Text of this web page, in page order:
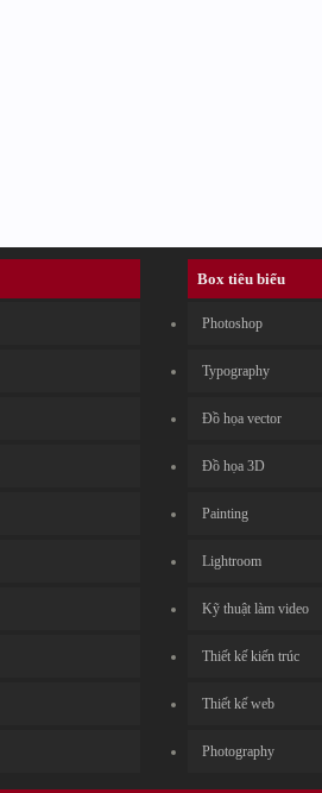
Box tiêu biểu
Photoshop
Typography
Đồ họa vector
Đồ họa 3D
Painting
Lightroom
Kỹ thuật làm video
Thiết kế kiến trúc
Thiết kế web
Photography